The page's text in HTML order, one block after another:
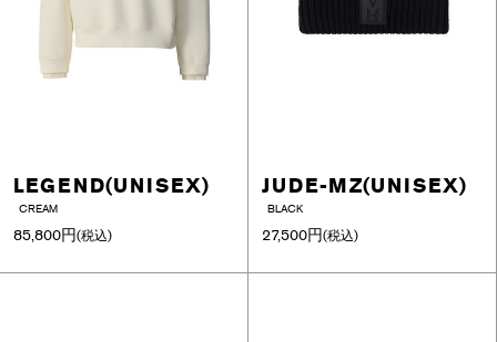
LEGEND(UNISEX)
CREAM
85,800円(税込)
JUDE-MZ(UNISEX)
BLACK
27,500円(税込)